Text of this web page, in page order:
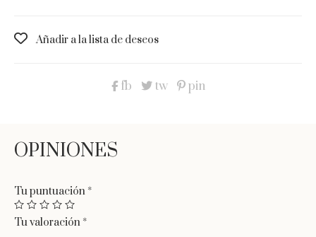
Añadir a la lista de deseos
fb tw pin
Tu puntuación *
Tu valoración *